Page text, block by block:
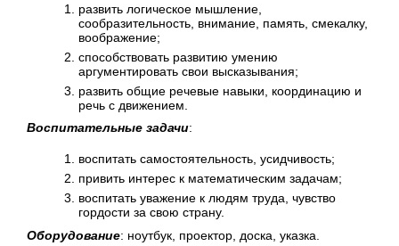
развить логическое мышление,
сообразительность, внимание, память, смекалку,
воображение;
способствовать развитию умению
аргументировать свои высказывания;
развить общие речевые навыки, координацию и
речь с движением.
Воспитательные задачи:
воспитать самостоятельность, усидчивость;
привить интерес к математическим задачам;
воспитать уважение к людям труда, чувство
гордости за свою страну.
Оборудование: ноутбук, проектор, доска, указка.